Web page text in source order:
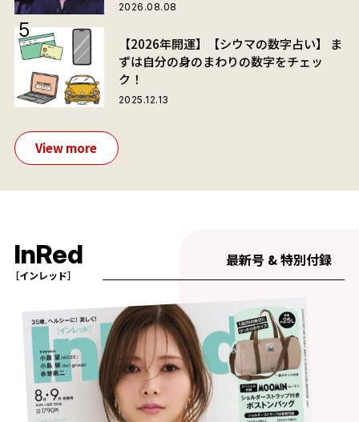
2026.08.08
【2026年開運】【シウマの数字占い】 ま
ずは自分の身のまわりの数字をチェッ
ク！
2025.12.13
View more
InRed
［インレッド］
最新号 & 特別付録